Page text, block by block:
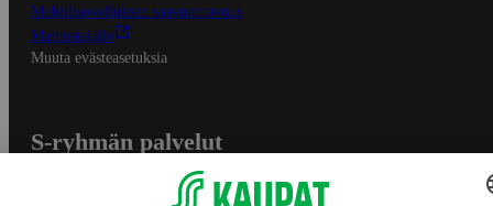
Mobiilisovelluksen saavutettavuus
Mainostajalle
Muuta evästeasetuksia
S-ryhmän palvelut